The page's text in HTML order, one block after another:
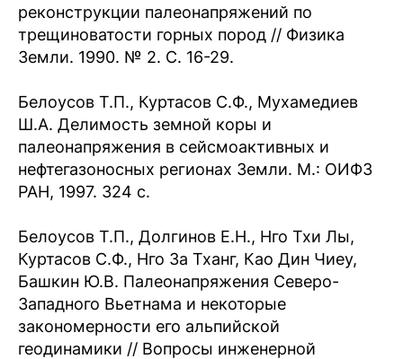
реконструкции палеонапряжений по
трещиноватости горных пород // Физика
Земли. 1990. № 2. С. 16-29.
Белоусов Т.П., Куртасов С.Ф., Мухамедиев
Ш.А. Делимость земной коры и
палеонапряжения в сейсмоактивных и
нефтегазоносных регионах Земли. М.: ОИФЗ
РАН, 1997. 324 с.
Белоусов Т.П., Долгинов Е.Н., Нго Тхи Лы,
Куртасов С.Ф., Нго За Тханг, Као Дин Чиеу,
Башкин Ю.В. Палеонапряжения Северо-
Западного Вьетнама и некоторые
закономерности его альпийской
геодинамики // Вопросы инженерной